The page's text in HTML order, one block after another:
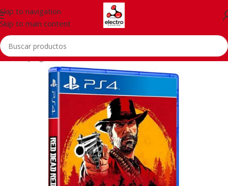
Skip to navigation
Skip to main content
Inicio/Juegos